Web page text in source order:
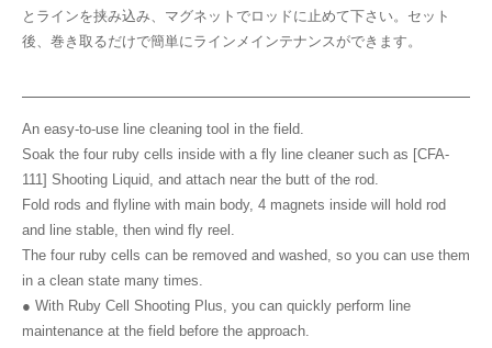
とラインを挟み込み、マグネットでロッドに止めて下さい。セット
後、巻き取るだけで簡単にラインメインテナンスができます。
An easy-to-use line cleaning tool in the field.
Soak the four ruby cells inside with a fly line cleaner such as [CFA-
111] Shooting Liquid, and attach near the butt of the rod.
Fold rods and flyline with main body, 4 magnets inside will hold rod
and line stable, then wind fly reel.
The four ruby cells can be removed and washed, so you can use them
in a clean state many times.
● With Ruby Cell Shooting Plus, you can quickly perform line
maintenance at the field before the approach.